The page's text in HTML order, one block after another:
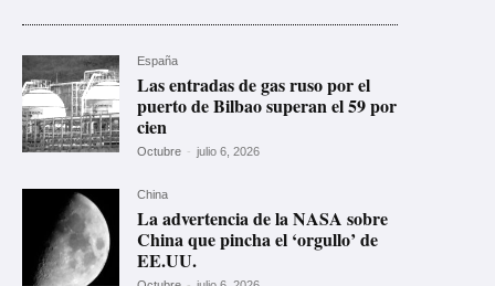
España
Las entradas de gas ruso por el
puerto de Bilbao superan el 59 por
cien
Octubre - julio 6, 2026
China
La advertencia de la NASA sobre
China que pincha el ‘orgullo’ de
EE.UU.